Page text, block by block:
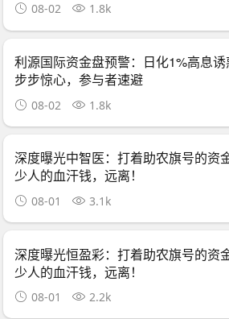
08-02 1.8k
利源国际资金盘预警：日化1%高息
步步惊心，参与者速避
08-02 1.8k
深度曝光中智医：打着助农旗号的资
少人的血汗钱，远离！
08-01 3.1k
深度曝光恒盈彩：打着助农旗号的资
少人的血汗钱，远离！
08-01 2.2k